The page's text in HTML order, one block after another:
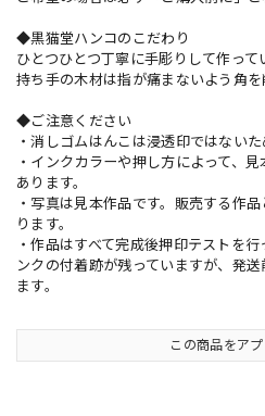
◆黒猫堂ハンコのこだわり
ひとつひとつ丁寧に手彫りして作って
持ち手の木材は指が痛まないよう角を
◆ご注意ください
・消しゴムはんこは浸透印ではない
・インクカラーや押し方によって、
あります。
・写真は見本作品です。販売する作
ります。
・作品はすべて完成後押印テストを
ンクの付着跡が残っていますが、発
ます。
この商品をア